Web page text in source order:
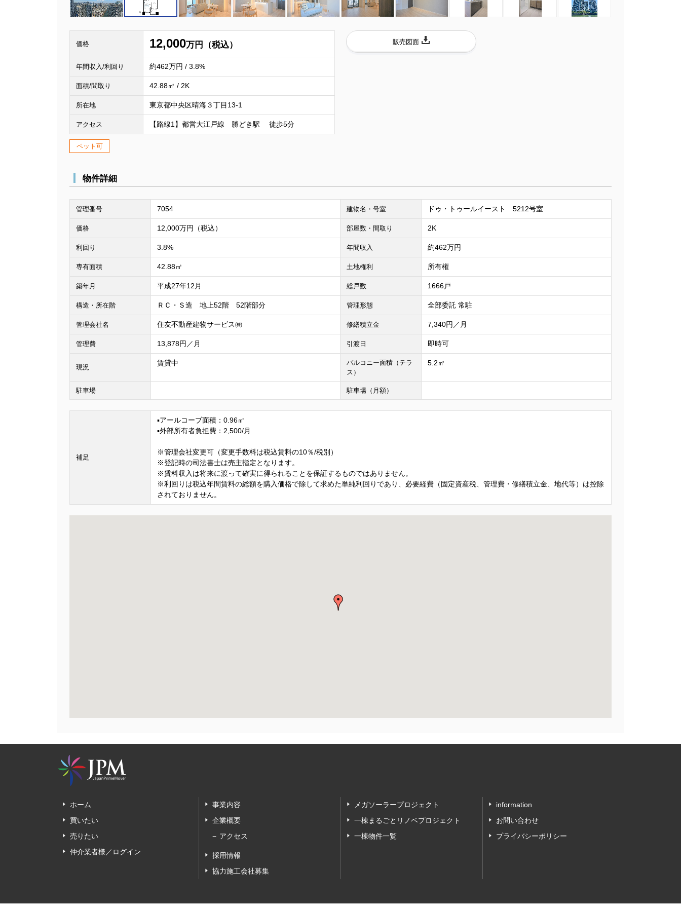
価格 12,000万円（税込）
年間収入/利回り 約462万円 / 3.8%
面積/間取り 42.88㎡ / 2K
所在地 東京都中央区晴海３丁目13-1
アクセス 【路線1】都営大江戸線 勝どき駅 徒歩5分
ペット可
販売図面
物件詳細
管理番号 7054 建物名・号室 ドゥ・トゥールイースト 5212号室
価格 12,000万円（税込） 部屋数・間取り 2K
利回り 3.8% 年間収入 約462万円
専有面積 42.88㎡ 土地権利 所有権
築年月 平成27年12月 総戸数 1666戸
構造・所在階 ＲＣ・Ｓ造 地上52階 52階部分 管理形態 全部委託 常駐
管理会社名 住友不動産建物サービス㈱ 修繕積立金 7,340円／月
管理費 13,878円／月 引渡日 即時可
現況
賃貸中
バルコニー面積（テラ
ス）
5.2㎡
駐車場 駐車場（月額）
補足
▪アールコーブ面積：0.96㎡
▪外部所有者負担費：2,500/月
※管理会社変更可（変更手数料は税込賃料の10％/税別）
※登記時の司法書士は売主指定となります。
※賃料収入は将来に渡って確実に得られることを保証するものではありません。
※利回りは税込年間賃料の総額を購入価格で除して求めた単純利回りであり、必要経費（固定資産税、管理費・修繕積立金、地代等）は控除
されておりません。
ホーム
買いたい
売りたい
仲介業者様／ログイン
事業内容
企業概要
アクセス
採用情報
協力施工会社募集
メガソーラープロジェクト
一棟まるごとリノベプロジェクト
一棟物件一覧
information
お問い合わせ
プライバシーポリシー